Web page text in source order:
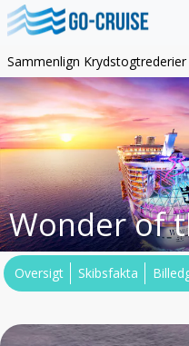
Sammenlign Krydstogtrederier
Wonder of
Oversigt Skibsfakta